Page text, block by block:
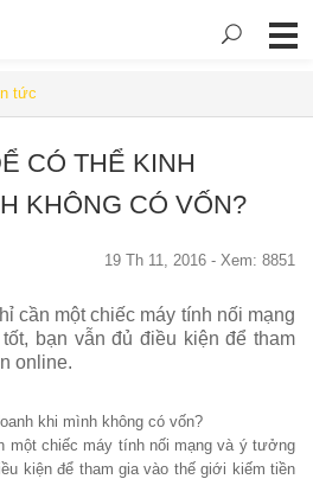
tức
CÓ THỂ KINH
KHÔNG CÓ VỐN?
19 Th 11, 2016 - Xem: 8851
cần một chiếc máy tính nối mạng
bạn vẫn đủ điều kiện để tham
online.
khi mình không có vốn?
một chiếc máy tính nối mạng và ý tưởng
kiện để tham gia vào thế giới kiếm tiền